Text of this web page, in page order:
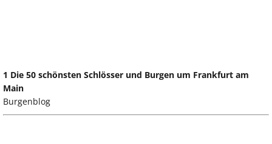
1 Die 50 schönsten Schlösser und Burgen um Frankfurt am
Main
Burgenblog